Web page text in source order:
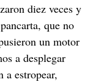
diez veces y
que no
un motor
a desplegar
a estropear,